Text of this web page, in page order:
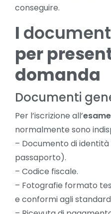
conseguire.
I
per
domanda
Documenti
Per l’iscrizione all’
normalmente sono
– Documento di
passaporto).
– Codice fiscale.
– Fotografie formato
e conformi agli